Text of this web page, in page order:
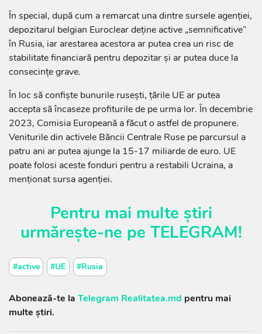
În special, după cum a remarcat una dintre sursele agenției,
depozitarul belgian Euroclear deține active „semnificative”
în Rusia, iar arestarea acestora ar putea crea un risc de
stabilitate financiară pentru depozitar și ar putea duce la
consecințe grave.
În loc să confiște bunurile rusești, țările UE ar putea
accepta să încaseze profiturile de pe urma lor. În decembrie
2023, Comisia Europeană a făcut o astfel de propunere.
Veniturile din activele Băncii Centrale Ruse pe parcursul a
patru ani ar putea ajunge la 15-17 miliarde de euro. UE
poate folosi aceste fonduri pentru a restabili Ucraina, a
menționat sursa agenției.
Pentru mai multe știri
urmărește-ne pe TELEGRAM!
#active #UE #Rusia
Abonează-te la Telegram Realitatea.md pentru mai
multe știri.